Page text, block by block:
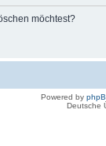
möchtest?
Powered by
Deutsche